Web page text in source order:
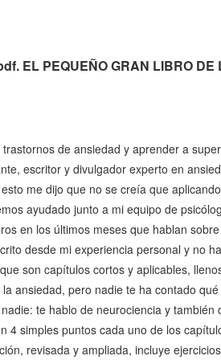
EL PEQUEÑO GRAN LIBRO DE
de ansiedad y aprender a
escritor y divulgador experto en
me dijo que no se creía que
ayudado junto a mi equipo de
en los últimos meses que hablan
desde mi experiencia personal y no
son capítulos cortos y aplicables,
ansiedad, pero nadie te ha contado
te hablo de neurociencia y también
4 simples puntos cada uno de los
revisada y ampliada, incluye